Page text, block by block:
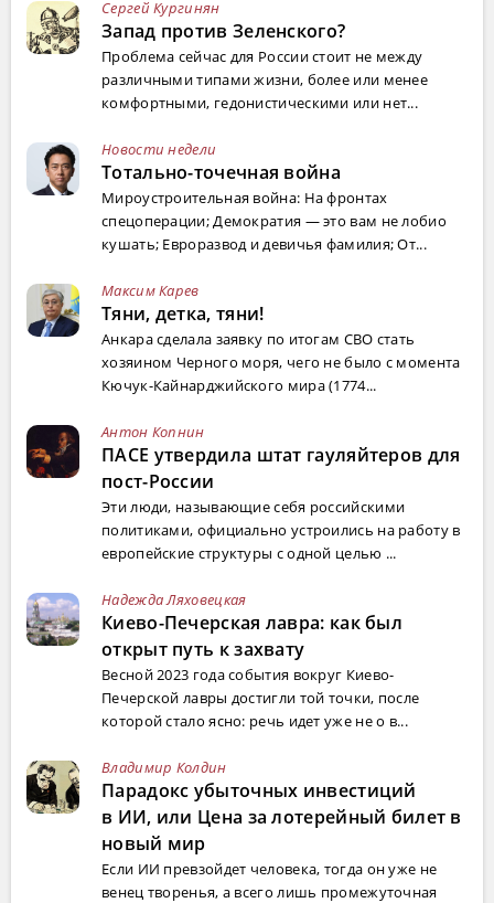
Сергей Кургинян
Запад против Зеленского?
Проблема сейчас для России стоит не между
различными типами жизни, более или менее
комфортными, гедонистическими или нет...
Новости недели
Тотально-точечная война
Мироустроительная война: На фронтах
спецоперации; Демократия — это вам не лобио
кушать; Евроразвод и девичья фамилия; От...
Максим Карев
Тяни, детка, тяни!
Анкара сделала заявку по итогам СВО стать
хозяином Черного моря, чего не было с момента
Кючук-Кайнарджийского мира (1774...
Антон Копнин
ПАСЕ утвердила штат гауляйтеров для
пост-России
Эти люди, называющие себя российскими
политиками, официально устроились на работу в
европейские структуры с одной целью ...
Надежда Ляховецкая
Киево-Печерская лавра: как был
открыт путь к захвату
Весной 2023 года события вокруг Киево-
Печерской лавры достигли той точки, после
которой стало ясно: речь идет уже не о в...
Владимир Колдин
Парадокс убыточных инвестиций
в ИИ, или Цена за лотерейный билет в
новый мир
Если ИИ превзойдет человека, тогда он уже не
венец творенья, а всего лишь промежуточная